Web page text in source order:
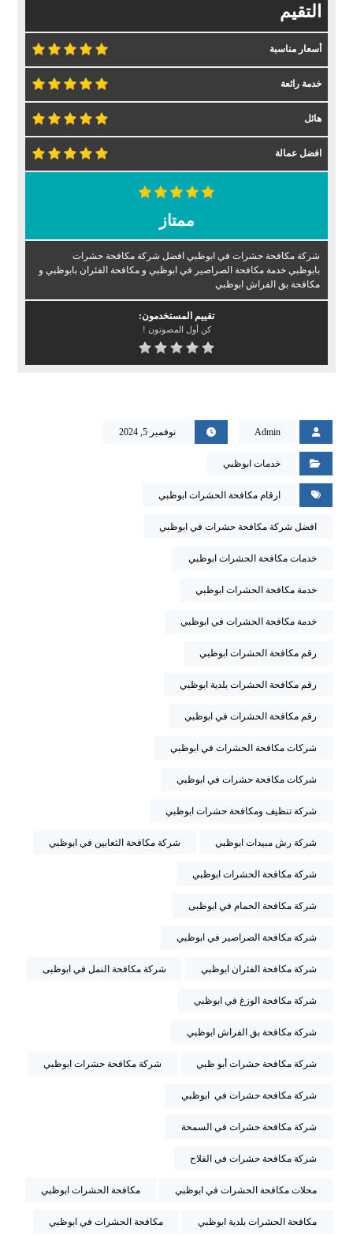
التقيم
أسعار مناسبة
خدمة رائعة
هائل
افضل عمالة
ممتاز
شركة مكافحة حشرات في ابوظبي افضل شركة مكافحة حشرات
بابوظبي خدمة مكافحة الصراصير في ابوظبي و مكافحة الفئران بابوظبي و
مكافحة بق الفراش ابوظبي
تقييم المستخدمون:
كن أول المصوتون !
Admin نوفمبر 5, 2024
خدمات ابوظبي
ارقام مكافحة الحشرات ابوظبي
افضل شركة مكافحة حشرات في ابوظبي
خدمات مكافحة الحشرات ابوظبي
خدمة مكافحة الحشرات ابوظبي
خدمة مكافحة الحشرات في ابوظبي
رقم مكافحة الحشرات ابوظبي
رقم مكافحة الحشرات بلدية ابوظبي
رقم مكافحة الحشرات في ابوظبي
شركات مكافحة الحشرات في ابوظبي
شركات مكافحة حشرات في ابوظبي
شركة تنظيف ومكافحة حشرات ابوظبي
شركة رش مبيدات ابوظبي شركة مكافحة الثعابين في ابوظبي
شركة مكافحة الحشرات ابوظبي
شركة مكافحة الحمام في ابوظبى
شركة مكافحة الصراصير في ابوظبي
شركة مكافحة الفئران ابوظبي شركة مكافحة النمل في ابوظبى
شركة مكافحة الوزغ في ابوظبي
شركة مكافحة بق الفراش ابوظبي
شركة مكافحة حشرات أبو ظبي شركة مكافحة حشرات ابوظبي
شركة مكافحة حشرات في ابوظبي
شركة مكافحة حشرات في السمحة
شركة مكافحة حشرات في الفلاح
محلات مكافحة الحشرات في ابوظبي مكافحة الحشرات ابوظبي
مكافحة الحشرات بلدية ابوظبي مكافحة الحشرات في ابوظبي